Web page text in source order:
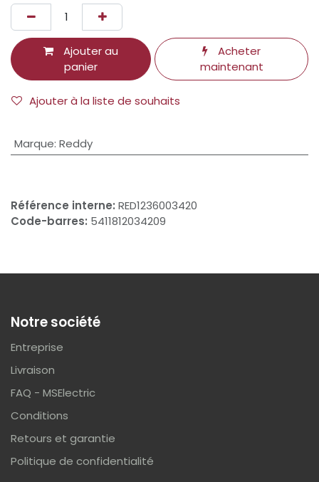
Ajouter au
panier
Acheter
maintenant
Ajouter à la liste de souhaits
Marque: Reddy
Référence interne: RED1236003420
Code-barres: 5411812034209
Notre société
Entreprise
Livraison
FAQ - MSElectric
Conditions
Retours et garantie
Politique de confidentialité